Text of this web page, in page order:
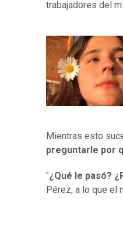
trabajadores del
Mientras esto
preguntarle por
"¿Qué le pasó?
Pérez, a lo que el